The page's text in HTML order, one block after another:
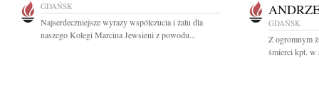
GDAŃSK
Najserdeczniejsze wyrazy współczucia i żalu dla
naszego Kolegi Marcina Jewsieni z powodu...
GDAŃSK
Z ogromnym
śmierci kpt. w